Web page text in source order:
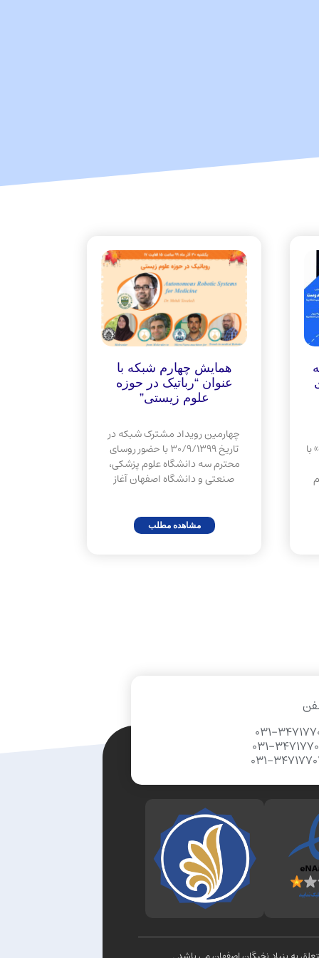
همایش چهارم شبکه با
عنوان “رباتیک در حوزه
علوم زیستی”
چهارمین رویداد مشترک شبکه در
تاریخ 30/9/1399 با حضور روسای
محترم سه دانشگاه علوم پزشکی،
صنعتی و دانشگاه اصفهان آغاز
مشاهده مطلب
031-
031-
031-